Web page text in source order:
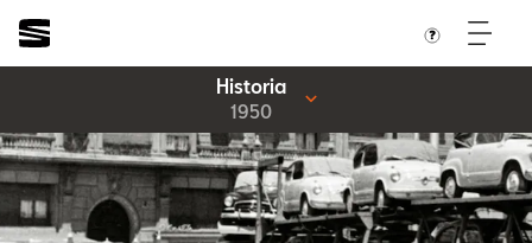
Historia
1950